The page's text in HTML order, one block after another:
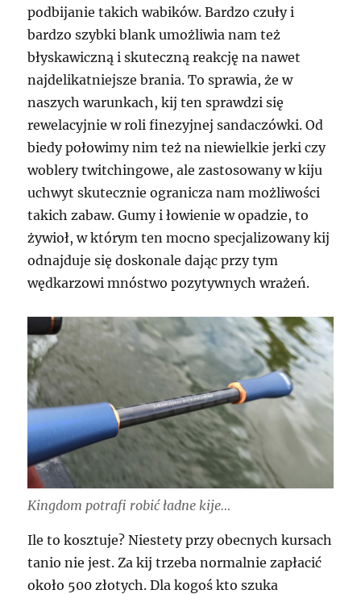
podbijanie takich wabików. Bardzo czuły i
bardzo szybki blank umożliwia nam też
błyskawiczną i skuteczną reakcję na nawet
najdelikatniejsze brania. To sprawia, że w
naszych warunkach, kij ten sprawdzi się
rewelacyjnie w roli finezyjnej sandaczówki. Od
biedy połowimy nim też na niewielkie jerki czy
woblery twitchingowe, ale zastosowany w kiju
uchwyt skutecznie ogranicza nam możliwości
takich zabaw. Gumy i łowienie w opadzie, to
żywioł, w którym ten mocno specjalizowany kij
odnajduje się doskonale dając przy tym
wędkarzowi mnóstwo pozytywnych wrażeń.
Kingdom potrafi robić ładne kije…
Ile to kosztuje? Niestety przy obecnych kursach
tanio nie jest. Za kij trzeba normalnie zapłacić
około 500 złotych. Dla kogoś kto szuka